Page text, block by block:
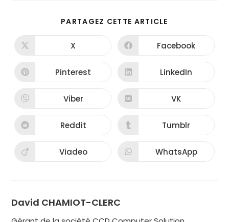
PARTAGEZ CETTE ARTICLE
X Facebook
Pinterest LinkedIn
Viber VK
Reddit Tumblr
Viadeo WhatsApp
David CHAMIOT-CLERC